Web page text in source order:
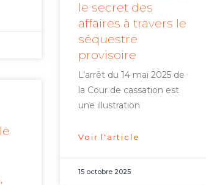
le secret des
affaires à travers le
séquestre
provisoire
L’arrêt du 14 mai 2025 de
la Cour de cassation est
une illustration
Voir l'article
15 octobre 2025